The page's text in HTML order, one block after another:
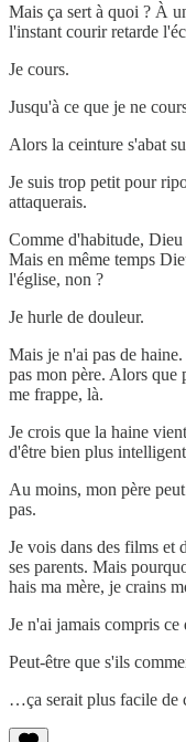
Mais ça sert à quoi ? À
l'instant courir retarde
Je cours.
Jusqu'à ce que je ne
Alors la ceinture s'abat
Je suis trop petit pour
attaquerais.
Comme d'habitude,
Mais en même temps
l'église, non ?
Je hurle de douleur.
Mais je n'ai pas de
pas mon père. Alors que
me frappe, là.
Je crois que la haine
d'être bien plus
Au moins, mon père
pas.
Je vois dans des films et
ses parents. Mais
hais ma mère, je crains
Je n'ai jamais compris
Peut-être que s'ils
…ça serait plus facile de